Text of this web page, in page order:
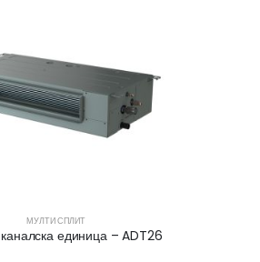
МУЛТИ СПЛИТ
единица – ADT26